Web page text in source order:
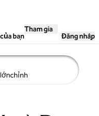
bạn
Tham gia
Đăng nhập
nào, 1 phòng, 1 người